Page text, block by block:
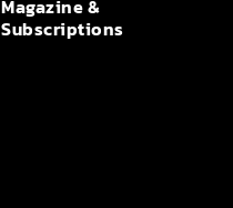
Magazine &
Subscriptions